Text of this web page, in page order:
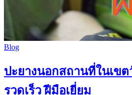
Blog
ปะยางนอกสถานที่ในเข
รวดเร็ว ฝีมือเยี่ยม